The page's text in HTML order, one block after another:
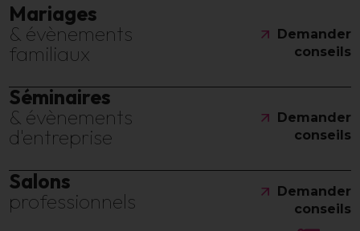
Mariages
& évènements
familiaux
Demander
conseils
Séminaires
& évènements
d'entreprise
Demander
conseils
Salons
professionnels
Demander
conseils